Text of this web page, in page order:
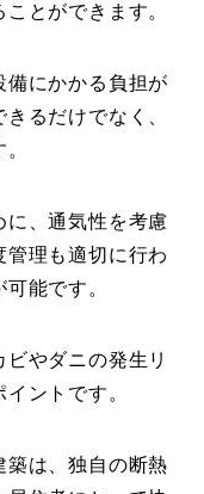
とができます。
備にかかる負担が
るだけでなく、
に、通気性を考慮
管理も適切に行わ
能です。
やダニの発生リ
ントです。
築は、独自の断熱